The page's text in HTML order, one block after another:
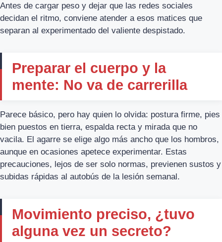
Antes de cargar peso y dejar que las redes sociales
decidan el ritmo, conviene atender a esos matices que
separan al experimentado del valiente despistado.
Preparar el cuerpo y la
mente: No va de carrerilla
Parece básico, pero hay quien lo olvida: postura firme, pies
bien puestos en tierra, espalda recta y mirada que no
vacila. El agarre se elige algo más ancho que los hombros,
aunque en ocasiones apetece experimentar. Estas
precauciones, lejos de ser solo normas, previenen sustos y
subidas rápidas al autobús de la lesión semanal.
Movimiento preciso, ¿tuvo
alguna vez un secreto?